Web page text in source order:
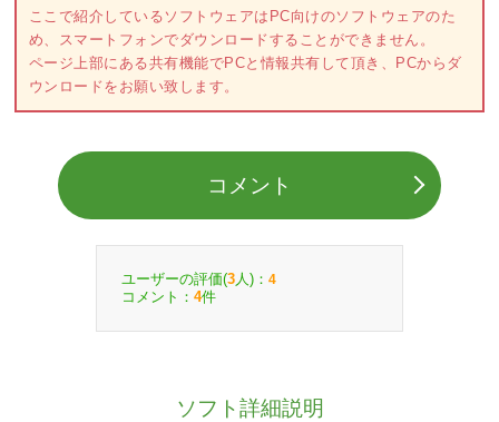
ここで紹介しているソフトウェアはPC向けのソフトウェアのた
め、スマートフォンでダウンロードすることができません。
ページ上部にある共有機能でPCと情報共有して頂き、PCからダ
ウンロードをお願い致します。
コメント
ユーザーの評価(3 人)： 4
コメント： 4件
ソフト詳細説明